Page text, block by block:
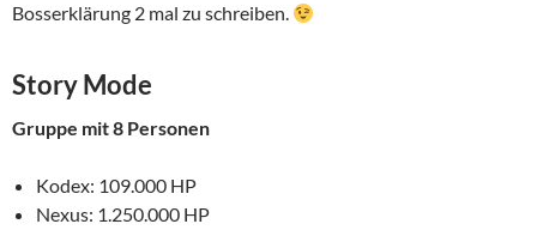
Bosserklärung 2 mal zu schreiben.
Story Mode
Gruppe mit 8 Personen
Kodex: 109.000 HP
Nexus: 1.250.000 HP